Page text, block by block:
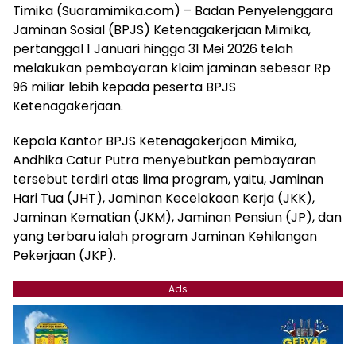
Timika (Suaramimika.com) – Badan Penyelenggara
Jaminan Sosial (BPJS) Ketenagakerjaan Mimika,
pertanggal 1 Januari hingga 31 Mei 2026 telah
melakukan pembayaran klaim jaminan sebesar Rp
96 miliar lebih kepada peserta BPJS
Ketenagakerjaan.
Kepala Kantor BPJS Ketenagakerjaan Mimika,
Andhika Catur Putra menyebutkan pembayaran
tersebut terdiri atas lima program, yaitu, Jaminan
Hari Tua (JHT), Jaminan Kecelakaan Kerja (JKK),
Jaminan Kematian (JKM), Jaminan Pensiun (JP), dan
yang terbaru ialah program Jaminan Kehilangan
Pekerjaan (JKP).
Ads